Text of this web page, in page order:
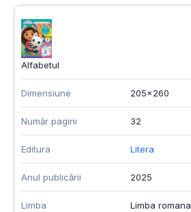
Alfabetul
Dimensiune 205x260
Număr pagini 32
Editura Litera
Anul publicării 2025
Limba Limba romana